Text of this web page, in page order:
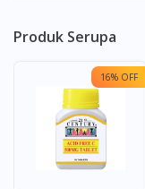
Produk Serupa
16% OFF